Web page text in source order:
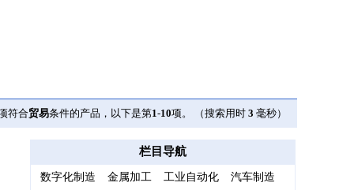
符合贸易条件的产品，以下是第1-10项。 （搜索用时 3 毫秒）
栏目导航
数字化制造 金属加工 工业自动化
汽车制造